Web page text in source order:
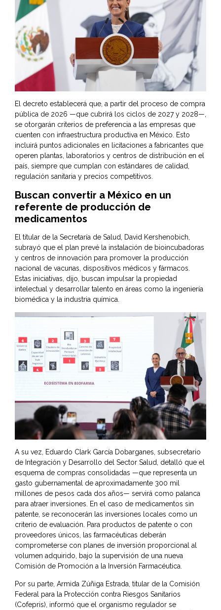
El decreto establecerá que, a partir del proceso de compra
pública de 2026 —que cubrirá los ciclos de 2027 y 2028—,
se otorgarán criterios de preferencia a las empresas que
cuenten con infraestructura productiva en México. Esto
incluirá puntos adicionales en licitaciones a fabricantes que
operen plantas, laboratorios y centros de distribución en el
país, siempre que cumplan con estándares de calidad,
regulación sanitaria y precios competitivos.
Buscan convertir a México en un
referente de producción de
medicamentos
El titular de la Secretaría de Salud, David Kershenobich,
subrayó que el plan prevé la instalación de bioincubadoras
y centros de innovación para promover la producción
nacional de vacunas, dispositivos médicos y fármacos.
Estas iniciativas, dijo, buscan impulsar la propiedad
intelectual y desarrollar talento en áreas como la ingeniería
biomédica y la industria química.
A su vez, Eduardo Clark García Dobarganes, subsecretario
de Integración y Desarrollo del Sector Salud, detalló que el
esquema de compras consolidadas —que representa un
gasto gubernamental de aproximadamente 300 mil
millones de pesos cada dos años— servirá como palanca
para atraer inversiones. En el caso de medicamentos sin
patente, se reconocerán las inversiones locales como un
criterio de evaluación. Para productos de patente o con
proveedores únicos, las farmacéuticas deberán
comprometerse con planes de inversión proporcional al
volumen adquirido, bajo la supervisión de una nueva
Comisión de Promoción a la Inversión Farmacéutica.
Por su parte, Armida Zúñiga Estrada, titular de la Comisión
Federal para la Protección contra Riesgos Sanitarios
(Cofepris), informó que el organismo regulador se